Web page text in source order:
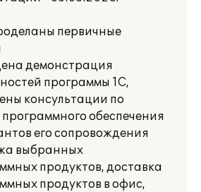
первичные
демонстрация
программы 1С,
консультации по
обеспечения
его сопровождения
выбранных
продуктов, доставка
продуктов в офис,